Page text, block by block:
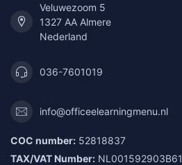
Veluwezoom 5
1327 AA Almere
Nederland
036-7601019
info@officeelearningmenu.nl
COC number: 52818837
TAX/VAT Number: NL001592903B61